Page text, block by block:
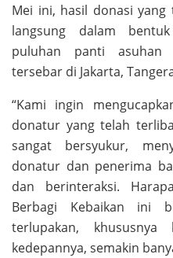
Mei ini, hasil donasi
langsung dalam
puluhan panti asuhan
tersebar di Jakarta,
“Kami ingin
donatur yang telah
sangat bersyukur,
donatur dan penerima
dan berinteraksi.
Berbagi Kebaikan ini
terlupakan,
kedepannya, semakin